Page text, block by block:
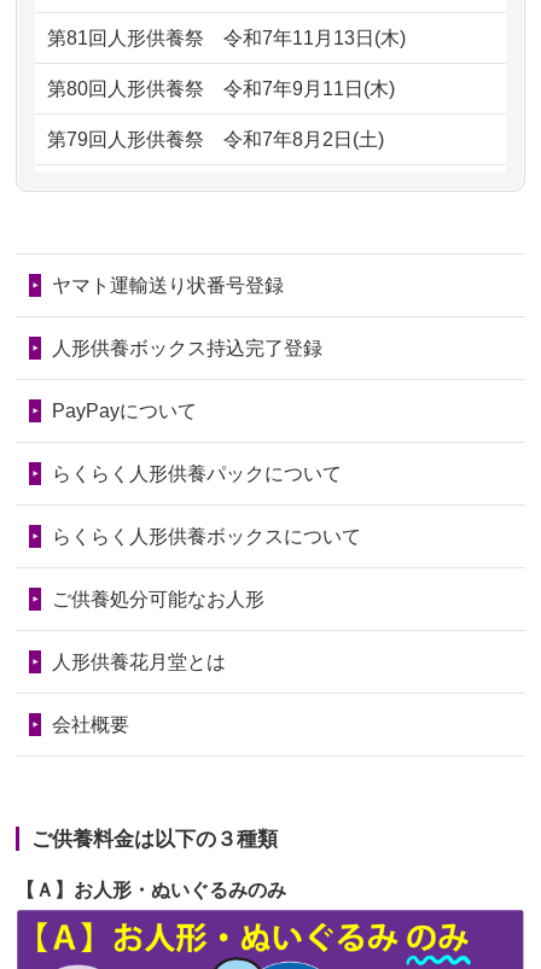
2026/06/30長年大事にしてきた雛人形です、供養
ガラスケースのまま引き取ってくださ
るのが助か...
ました。お...
2026/06/28きちんと供養していただけると思った
ので、お願...
いたことが...
2026/06/28老後のことを考え体力のあるうちに身
2026/06/28人形たちに これまで本当にありがとう
天...
2026/06/24今は亡き両親が孫（私の子供）の初節
句に贈って...
が伸びた時...
2026/06/22
娘の初めてのひな祭りにあわせて、娘
の祖父母か...
供養が終わったお人形以外はどうして
るのですか？
しょうか？
2024/01/04ガラスケースは外しても良いですか？
第81回人形供養祭令和7年11月13日(木)
第80回人形供養祭令和7年9月11日(木)
第79回人形供養祭令和7年8月2日(土)
第78回人形供養祭令和7年6月20日(金)
第76回人形供養祭令和7年2月28日(金)
第75回人形供養祭令和7年1月17日(金)
第73回人形供養祭令和6年10月17日(木)
第71回人形供養祭令和6年8月1日(木)
第70回人形供養祭令和6年6月21日(金)
第68回人形供養祭令和6年3月22日(金)
第65回人形供養祭令和5年11月09日(木)
第64回人形供養祭令和5年9月21日(木)
第63回人形供養祭 令和5年8月1日(火)
ヤマト運輸送り状番号登録
人形供養ボックス持込完了登録
PayPayについて
らくらく人形供養パックについて
らくらく人形供養ボックスについて
ご供養処分可能なお人形
人形供養花月堂とは
会社概要
ご供養料金は以下の３種類
【Ａ】お人形・ぬいぐるみのみ